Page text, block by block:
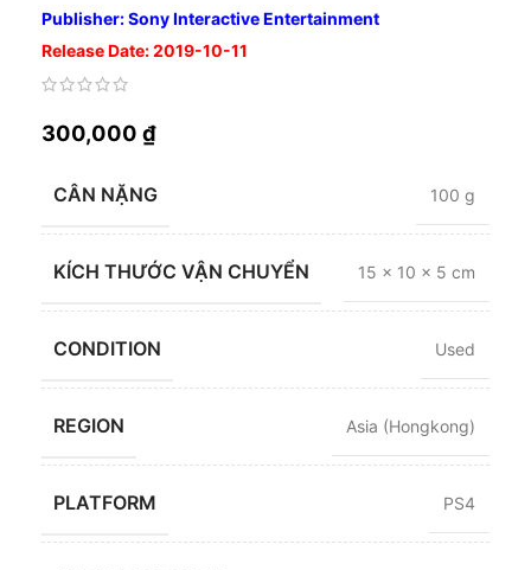
Publisher: Sony Interactive Entertainment
Release Date: 2019-10-11
300,000 ₫
CÂN NẶNG 100 g
KÍCH THƯỚC VẬN CHUYỂN 15 × 10 × 5 cm
CONDITION Used
REGION Asia (Hongkong)
PLATFORM PS4